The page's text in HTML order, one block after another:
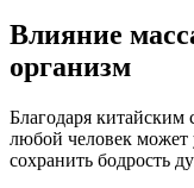
Влияние
организм
Благодаря
любой человек может
сохранить бодрость